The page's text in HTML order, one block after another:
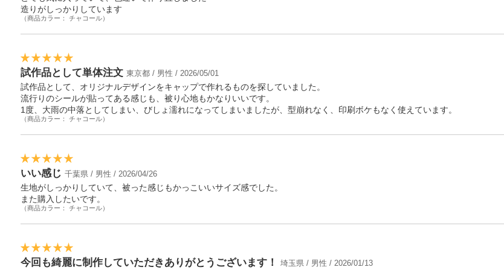
造りがしっかりしています
（商品カラー： チャコール）
試作品として単体注文 東京都 / 男性 / 2026/05/01
試作品として、オリジナルデザインをキャップで作れるものを探していました。
流行りのシールが貼ってある感じも、被り心地もかなりいいです。
1度、大雨の中落としてしまい、びしょ濡れになってしまいましたが、型崩れなく、印刷ボケもなく使えています。
（商品カラー： チャコール）
いい感じ 千葉県 / 男性 / 2026/04/26
生地がしっかりしていて、被った感じもかっこいいサイズ感でした。
また購入したいです。
（商品カラー： チャコール）
今回も綺麗に制作していただきありがとうございます！ 埼玉県 / 男性 / 2026/01/13